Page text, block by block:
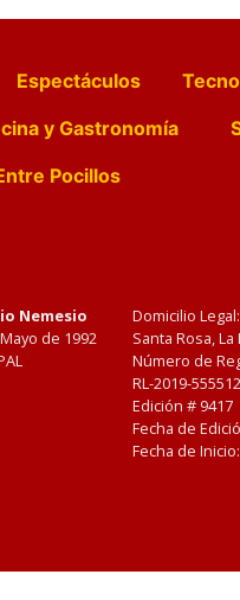
Espectáculos
y Gastronomía
Pocillos
Nemesio
de 1992
Domicilio
Santa Rosa, La
Número de
RL-2019-
Edición # 9417
Fecha de
Fecha de